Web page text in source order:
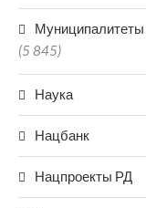
Муниципалитеты
(5 845)
Наука
Нацбанк
Нацпроекты РД